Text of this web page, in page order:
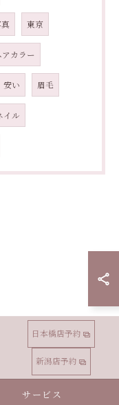
東京
アカラー
安い 眉毛
イル
日本橋店予約
新潟店予約
サービス